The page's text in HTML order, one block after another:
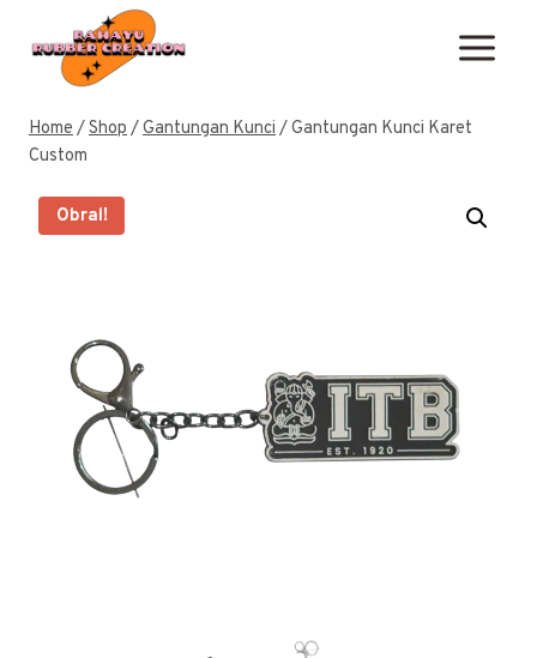
content
Home/Shop/Gantungan Kunci/Gantungan Kunci Karet
Custom
Obral!